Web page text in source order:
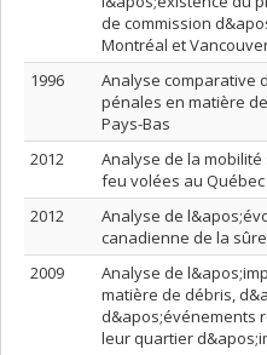
de commission
Montréal et
1996
Analyse comparative
pénales en matière
Pays-Bas
2012
Analyse de la
feu volées au Québec
2012
Analyse de
canadienne de la
2009
Analyse de
matière de débris,
d&apos;événements
leur quartier